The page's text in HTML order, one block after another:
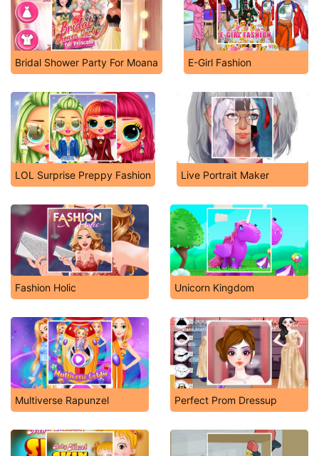
Bridal Shower Party For Moana E-Girl Fashion
LOL Surprise Preppy Fashion Live Portrait Maker
Fashion Holic Unicorn Kingdom
Multiverse Rapunzel Perfect Prom Dressup